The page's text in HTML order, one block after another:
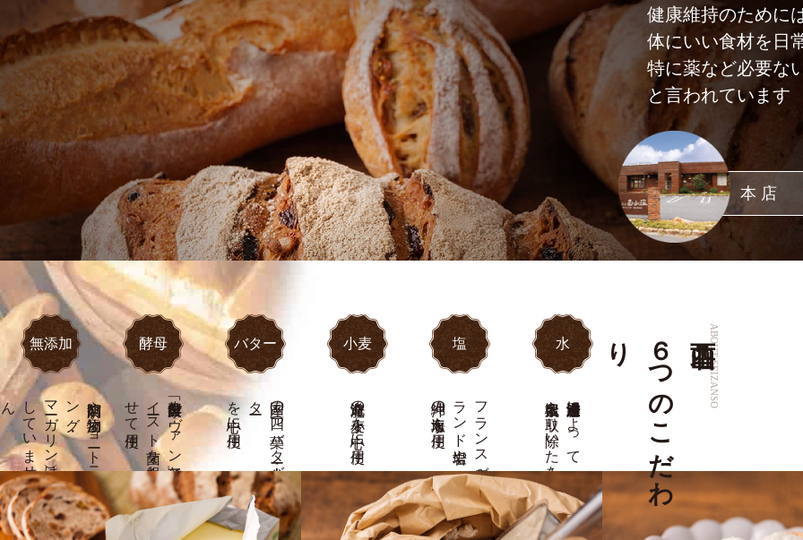
健康維持のために
体にいい食材を日
特に薬など必要な
と言われています
本店
無添加
防腐剤や
添加物（シ
ョ
ート
ニ
ン
グ
・
マ
ーガ
リ
ン
）は
使用
し
て
い
ま
せ
ん
酵母
自家製酵母「ルヴァン種」と
イ
ース
ト
菌を
組合わ
せ
て
使用
バター
国産の
四つ
葉バ
タ
ー・大山バ
タ
ー
を中心に使用
小麦
北海道産の小麦を中心に使用
塩
フ
ラ
ン
ス
産ゲ
ラ
ン
ド
岩塩や
沖縄の海水塩を使用
水
逆浸透膜濾過浄水器によって
残留塩素を取り除いた水を使用
ABOUT SEIZANSO
６
つ
の
こ
だ
わ
り